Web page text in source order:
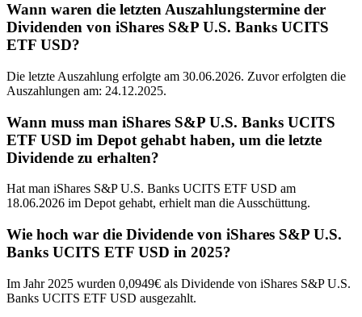
Wann waren die letzten Auszahlungstermine der
Dividenden von iShares S&P U.S. Banks UCITS
ETF USD?
Die letzte Auszahlung erfolgte am 30.06.2026. Zuvor erfolgten die
Auszahlungen am: 24.12.2025.
Wann muss man iShares S&P U.S. Banks UCITS
ETF USD im Depot gehabt haben, um die letzte
Dividende zu erhalten?
Hat man iShares S&P U.S. Banks UCITS ETF USD am
18.06.2026 im Depot gehabt, erhielt man die Ausschüttung.
Wie hoch war die Dividende von iShares S&P U.S.
Banks UCITS ETF USD in 2025?
Im Jahr 2025 wurden 0,0949€ als Dividende von iShares S&P U.S.
Banks UCITS ETF USD ausgezahlt.